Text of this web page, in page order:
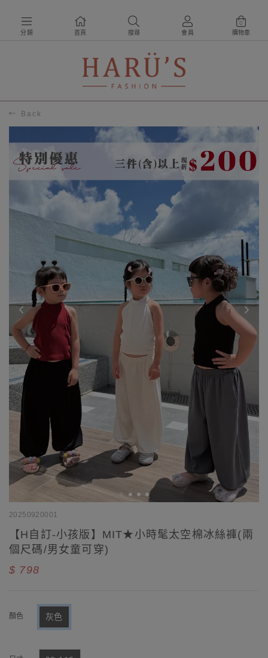
分類 首頁 搜尋 會員 購物車
0
Back
20250920001
【H自訂-小孩版】MIT★小時髦太空棉冰絲褲(兩
個尺碼/男女童可穿)
$ 798
顏色 灰色